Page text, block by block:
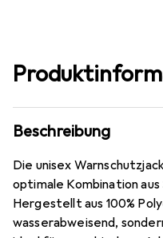
Beschreibung
Die unisex
optimale Kombination
Hergestellt aus 100%
wasserabweisend,